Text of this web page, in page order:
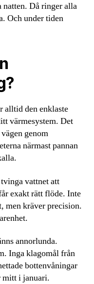
Då ringer alla
Och under tiden
alltid den enklaste
värmesystem. Det
genom
närmast pannan
vattnet att
exakt rätt flöde. Inte
men kräver precision.
annorlunda.
Inga klagomål från
bottenvåningar
mitt i januari.